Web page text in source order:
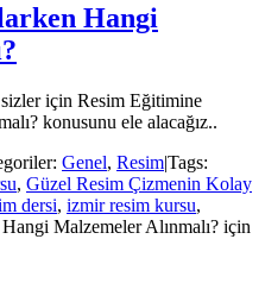
Hangi
için Resim Eğitimine
konusunu ele alacağız..
Genel, Resim|Tags:
, Güzel Resim Çizmenin Kolay
dersi, izmir resim kursu,
Malzemeler Alınmalı? için